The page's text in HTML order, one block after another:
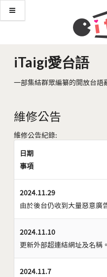
iTaigi愛台語
一部集結群眾編纂的開放台語
維修公告
維修公告紀錄:
日期
事項
2024.11.29
由於後台仍收到大量惡意廣
2024.11.10
更新外部超連結網址及名稱。
2024.11.7